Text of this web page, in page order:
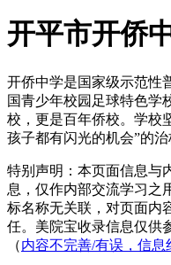
开平市开侨
开侨中学是国家级示范性
国青少年校园足球特色学
校，更是百年侨校。学校
孩子都有闪光的机会”的
特别声明：本页面信息与
息，仅作内部交流学习之
标名称无关联，对页面内
任。美院宝收录信息仅供
（内容不完善/有误，信息